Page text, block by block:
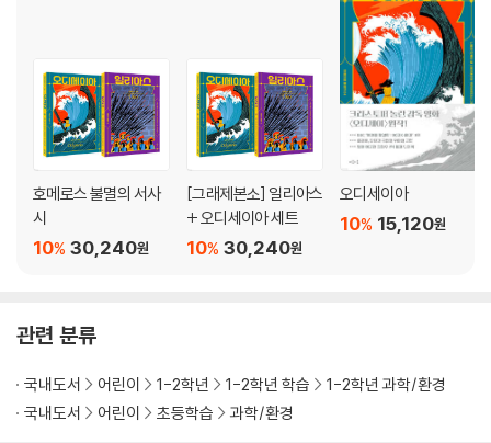
호메로스 불멸의 서사
시
30,240원
10%
[그래제본소] 일리아스
+ 오디세이아 세트
30,240원
10%
오디세이아
15,120원
10%
관련 분류
국내도서 어린이 1-2학년 1-2학년 학습
1-2학년 과학/환경
국내도서
어린이 초등학습 과학/환경